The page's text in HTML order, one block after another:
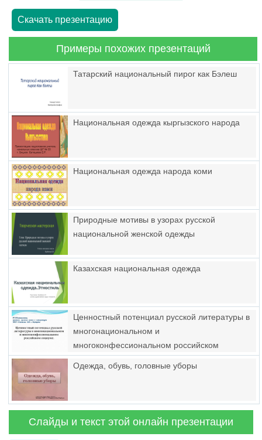
Скачать презентацию
Примеры похожих презентаций
Татарский национальный пирог как Бэлеш
Национальная одежда кыргызского народа
Национальная одежда народа коми
Природные мотивы в узорах русской
национальной женской одежды
Казахская национальная одежда
Ценностный потенциал русской литературы в
многонациональном и
многоконфессиональном российском
Одежда, обувь, головные уборы
Слайды и текст этой онлайн презентации